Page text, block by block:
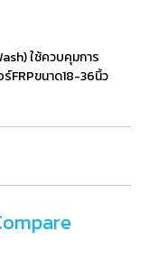
ใช้ควบคุมการ
FRPขนาด18-36นิ้ว